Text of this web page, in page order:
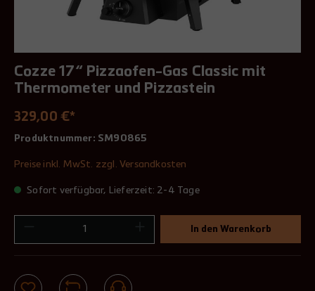
Cozze 17“ Pizzaofen-Gas Classic mit
Thermometer und Pizzastein
329,00 €*
Produktnummer: SM90865
Preise inkl. MwSt. zzgl. Versandkosten
Sofort verfügbar, Lieferzeit: 2-4 Tage
In den Warenkorb